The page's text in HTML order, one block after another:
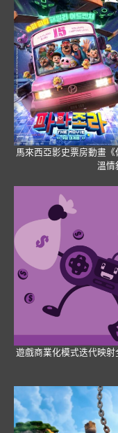
馬來西亞影史票房動畫
溫情
遊戲商業化模式迭代映